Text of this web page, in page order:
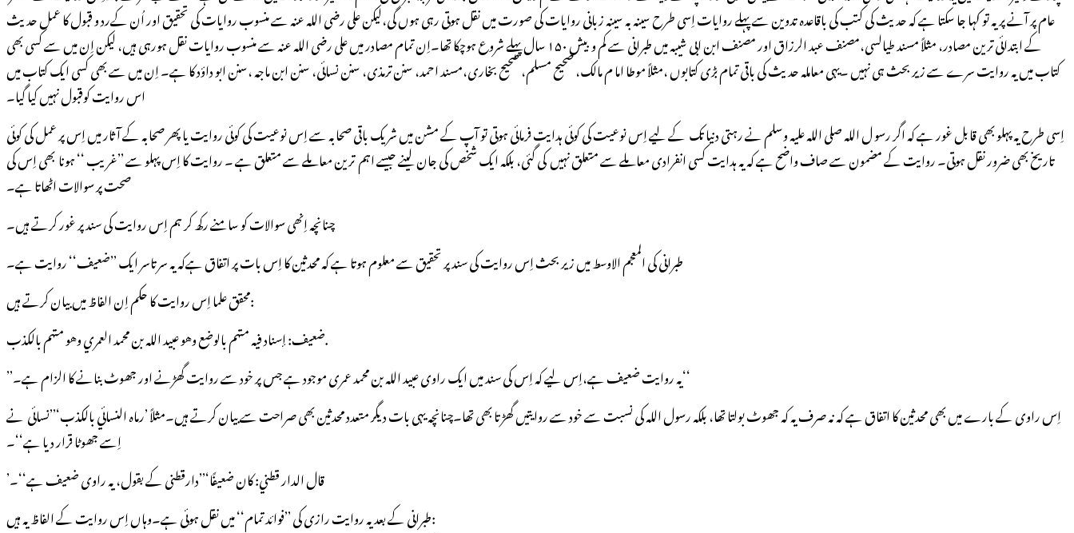
عام پر آنے پر یہ تو کہا جا سکتا ہے کہ حدیث کی کتب کی باقاعدہ تدوین سے پہلے روایات اِسی طرح سینہ بہ سینہ زبانی روایات کی صورت میں نقل ہوتی رہی ہوں گی،لیکن علی رضی اللہ عنہ سے منسوب روایات کی تحقیق اور اُن کےرد و قبول کا عمل حدیث
کے ابتدائی ترین مصادر، مثلاً مسند طیالسی،مصنف عبد الرزاق اور مصنف ابن ابی شیبہ میں طبرانی سے کم و بیش ۱۵۰ سال پہلے شروع ہوچکا تھا۔اِن تمام مصادر میں علی رضی اللہ عنہ سے منسوب روایات نقل ہورہی ہیں، لیکن اِن میں سے کسی بھی
کتاب میں یہ روایت سرے سے زیر بحث ہی نہیں ۔یہی معاملہ حدیث کی باقی تمام بڑی کتابوں ،مثلاً موطا اما م مالک، صحیح مسلم، صحیح بخاری،مسند احمد، سنن ترمذی، سنن نسائی، سنن ابن ماجہ ،سنن ابو داؤد کا ہے۔ اِن میں سے بھی کسی ایک کتاب میں
اس روایت کوقبول نہیں کیا گیا۔
اِسی طرح یہ پہلو بھی قابل غور ہے کہ اگر رسو ل اللہ صلی اللہ علیہ وسلم نے رہتی دنیا تک کے لیے اِس نوعیت کی کوئی ہدایت فرمائی ہوتی تو آپ کے مشن میں شریک باقی صحابہ سے اِس نوعیت کی کوئی روایت یا پھر صحابہ کے آثار میں اِس پر عمل کی کوئی
تاریخ بھی ضرور نقل ہوتی۔ روایت کے مضمون سے صاف واضح ہے کہ یہ ہدایت کسی انفرادی معاملے سے متعلق نہیں کی گئی، بلکہ ایک شخص کی جان لینے جیسے اہم ترین معاملے سے متعلق ہے ۔ روایت کا اِس پہلو سے ’’غریب ‘‘ ہونا بھی اِس کی
صحت پر سوالات اٹھاتا ہے۔
چنانچہ اِنھی سوالات کو سامنے رکھ کر ہم اِس روایت کی سند پر غور کرتے ہیں۔
طبرانی کی المعجم الاوسط میں زیر بحث اِس روایت کی سندپر تحقیق سے معلوم ہوتا ہے کہ محدثین کا اِس بات پر اتفاق ہےکہ یہ سرتاسر ایک ’’ضعیف‘‘ روایت ہے۔
محقق علما اِس روایت کا حکم اِن الفاظ میں بیان کرتے ہیں:
ضعیف: إسناد فيه متهم بالوضع وهو عبيد الله بن محمد العمري وهو متهم بالكذب.
’’یہ روایت ضعیف ہے،اِس لیے کہ اِس کی سند میں ایک راوی عبید اللہ بن محمد عمری موجود ہے جس پر خود سے روایت گھڑنے اور جھوٹ بنانے کا الزام ہے۔‘‘
اِس راوی کے بارے میں بھی محدثین کا اتفاق ہے کہ نہ صرف یہ کہ جھوٹ بولتا تھا، بلکہ رسول اللہ کی نسبت سے خود سے روایتیں گھڑتا بھی تھا۔چنانچہ یہی بات دیگر متعدد محدثین بھی صراحت سے بیان کرتے ہیں۔مثلاً ’رماہ النسائي بالکذب‘’’نسائی نے
اِسے جھوٹا قرار دیا ہے‘‘۔
’قال الدار قطني: کان ضعیفًا‘’’دارقطنی کے بقول، یہ راوی ضعیف ہے‘‘۔
طبرانی کے بعد یہ روایت رازی کی ’’فوائد تمام‘‘ میں نقل ہوئی ہے۔وہاں اِس روایت کے الفاظ یہ ہیں: